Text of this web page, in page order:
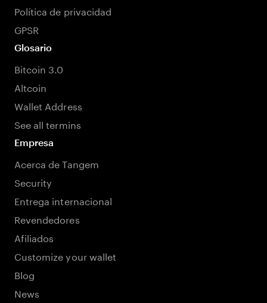
Política de privacidad
GPSR
Glosario
Bitcoin 3.0
Altcoin
Wallet Address
See all termins
Empresa
Acerca de Tangem
Security
Entrega internacional
Revendedores
Afiliados
Customize your wallet
Blog
News